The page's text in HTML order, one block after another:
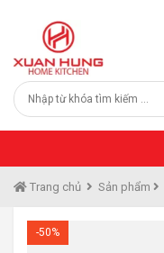
Trang chủ Sản phẩm
-50%